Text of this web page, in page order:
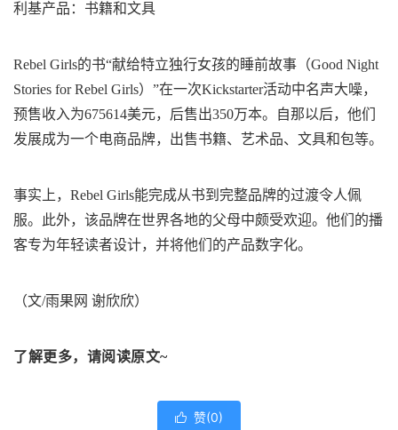
利基产品：书籍和文具
Rebel Girls的书“献给特立独行女孩的睡前故事（Good Night
Stories for Rebel Girls）”在一次Kickstarter活动中名声大噪，
预售收入为675614美元，后售出350万本。自那以后，他们
发展成为一个电商品牌，出售书籍、艺术品、文具和包等。
事实上，Rebel Girls能完成从书到完整品牌的过渡令人佩
服。此外，该品牌在世界各地的父母中颇受欢迎。他们的播
客专为年轻读者设计，并将他们的产品数字化。
（文/雨果网 谢欣欣）
了解更多，请阅读原文~
 赞(0)